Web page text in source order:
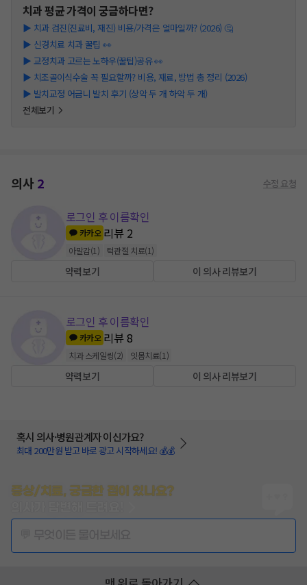
치과평균 가격이 궁금하다면?
▶ 치과 검진(진료비, 재진) 비용/가격은 얼마일까? (2026) 🤔
▶ 신경치료 치과 꿀팁 👀
▶ 교정치과 고르는 노하우(꿀팁)공유 👀
▶ 치조골이식수술 꼭 필요할까? 비용, 재료, 방법 총 정리 (2026)
▶ 발치교정 어금니 발치 후기 (상악 두 개 하악 두 개)
전체보기
의사2 수정 요청
로그인 후 이름확인
카카오 리뷰 2
아말감(1 ) 턱관절 치료(1)
약력보기 이 의사 리뷰보기
로그인 후 이름확인
카카오 리뷰8
치과 스케일링(2) 잇몸치료(1 )
약력보기 이 의사 리뷰보기
혹시 의사·병원관계자 이신가요?
최대 200만원 받고 바로 광고 시작하세요! 💰💰
증상/치료, 궁금한 점이 있나요?